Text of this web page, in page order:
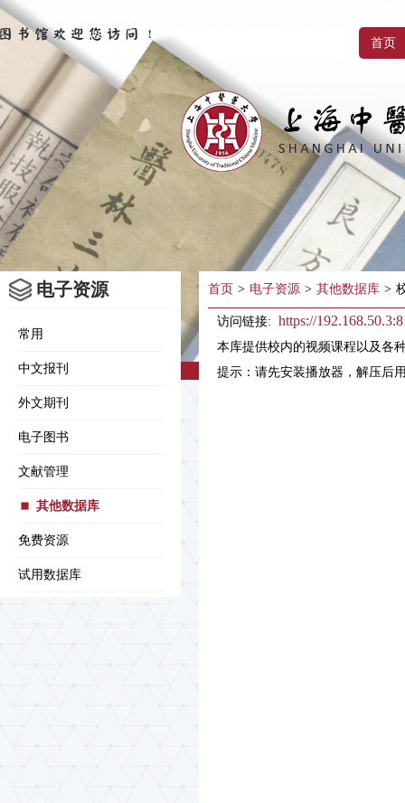
首页
电子资源
常用
中文报刊
外文期刊
电子图书
文献管理
其他数据库
免费资源
试用数据库
首页 > 电子资源 > 其他数据库 >
访问链接: https://
本库提供校内的视频课程以及各
提示：请先安装播放器，解压后